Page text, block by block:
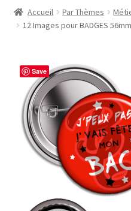
#1298 (pas de titre)
#5610 (pas de titre)
#5740 (pas de titre)
Acheter ma Machine à Badge
Accueil Par Thèmes
12 Images pour BADGES
Save